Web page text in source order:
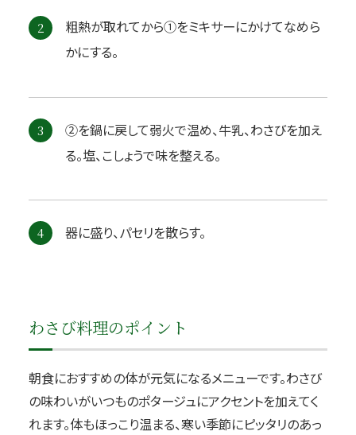
2
粗熱が取れてから①をミキサーにかけてなめら
かにする。
3
②を鍋に戻して弱火で温め、牛乳、わさびを加え
る。塩、こしょうで味を整える。
4 器に盛り、パセリを散らす。
わさび料理のポイント
朝食におすすめの体が元気になるメニューです。わさび
の味わいがいつものポタージュにアクセントを加えてく
れます。体もほっこり温まる、寒い季節にピッタリのあっ